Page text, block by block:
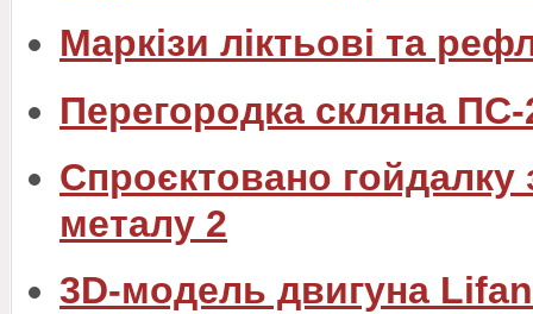
Маркізи ліктьові та
Перегородка скляна ПС-
Спроєктовано гойдалку
металу 2
3D-модель двигуна